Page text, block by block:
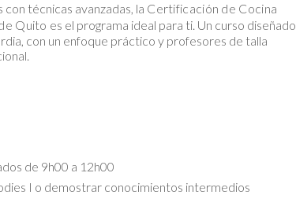
técnicas avanzadas, la Certificación de Cocina
Quito es el programa ideal para ti. Un curso diseñado
con un enfoque práctico y profesores de talla
de 9h00 a 12h00
I o demostrar conocimientos intermedios